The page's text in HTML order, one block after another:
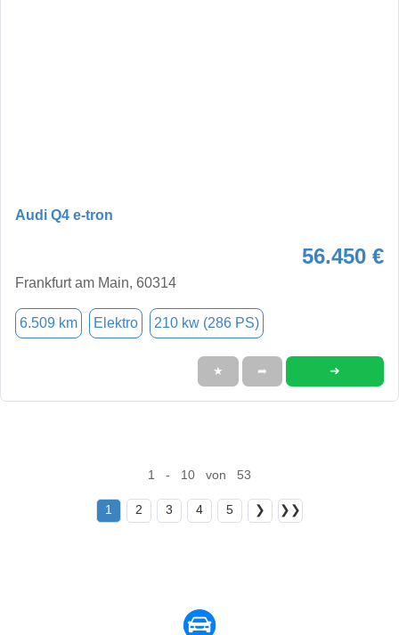
Audi Q4 e-tron
56.450 €
Frankfurt am Main, 60314
6.509 km Elektro 210 kw (286 PS)
★ ➦ ➜
1 - 10 von 53
1 2 3 4 5 ❯ ❯❯